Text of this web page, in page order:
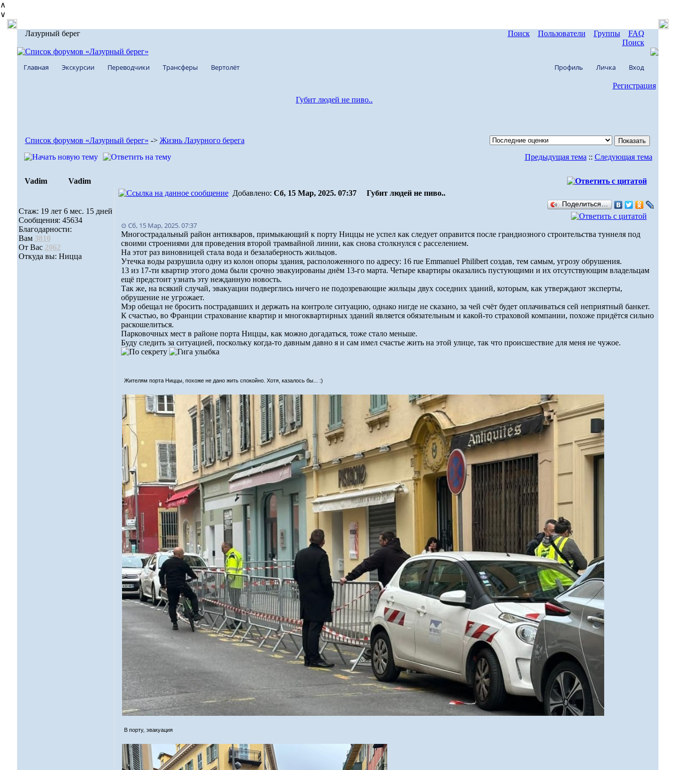
∧
∨
Лазурный берег Поиск Пользователи Группы
FAQ
Поиск
Главная Экскурсии Переводчики Трансферы Вертолёт Профиль Личка Вход
Регистрация
Губит людей не пиво..
Список форумов «Лазурный берег» -> Жизнь Лазурного берега
Предыдущая тема :: Следующая тема
Vadim Vadim
Стаж: 19 лет 6 мес. 15 дней
Сообщения: 45634
Благодарности:
Вам 3810
От Вас 2062
Откуда вы: Ницца
Добавлено: Сб, 15 Мар, 2025. 07:37 Губит людей не пиво..
Поделиться…
⊙ Сб, 15 Мар, 2025. 07:37
Многострадальный район антикваров, примыкающий к порту Ниццы не успел как следует оправится после грандиозного строительства туннеля под
своими строениями для проведения второй трамвайной линии, как снова столкнулся с расселением.
На этот раз виновницей стала вода и безалаберность жильцов.
Утечка воды разрушила одну из колон опоры здания, расположенного по адресу: 16 rue Emmanuel Philibert создав, тем самым, угрозу обрушения.
13 из 17-ти квартир этого дома были срочно эвакуированы днём 13-го марта. Четыре квартиры оказались пустующими и их отсутствующим владельцам
ещё предстоит узнать эту нежданную новость.
Так же, на всякий случай, эвакуации подверглись ничего не подозревающие жильцы двух соседних зданий, которым, как утверждают эксперты,
обрушение не угрожает.
Мэр обещал не бросить пострадавших и держать на контроле ситуацию, однако нигде не сказано, за чей счёт будет оплачиваться сей неприятный банкет.
К счастью, во Франции страхование квартир и многоквартирных зданий является обязательным и какой-то страховой компании, похоже придётся сильно
раскошелиться.
Парковочных мест в районе порта Ниццы, как можно догадаться, тоже стало меньше.
Буду следить за ситуацией, поскольку когда-то давным давно я и сам имел счастье жить на этой улице, так что происшествие для меня не чужое.
Жителям порта Ниццы, похоже не дано жить спокойно. Хотя, казалось бы... :)
В порту, эвакуация